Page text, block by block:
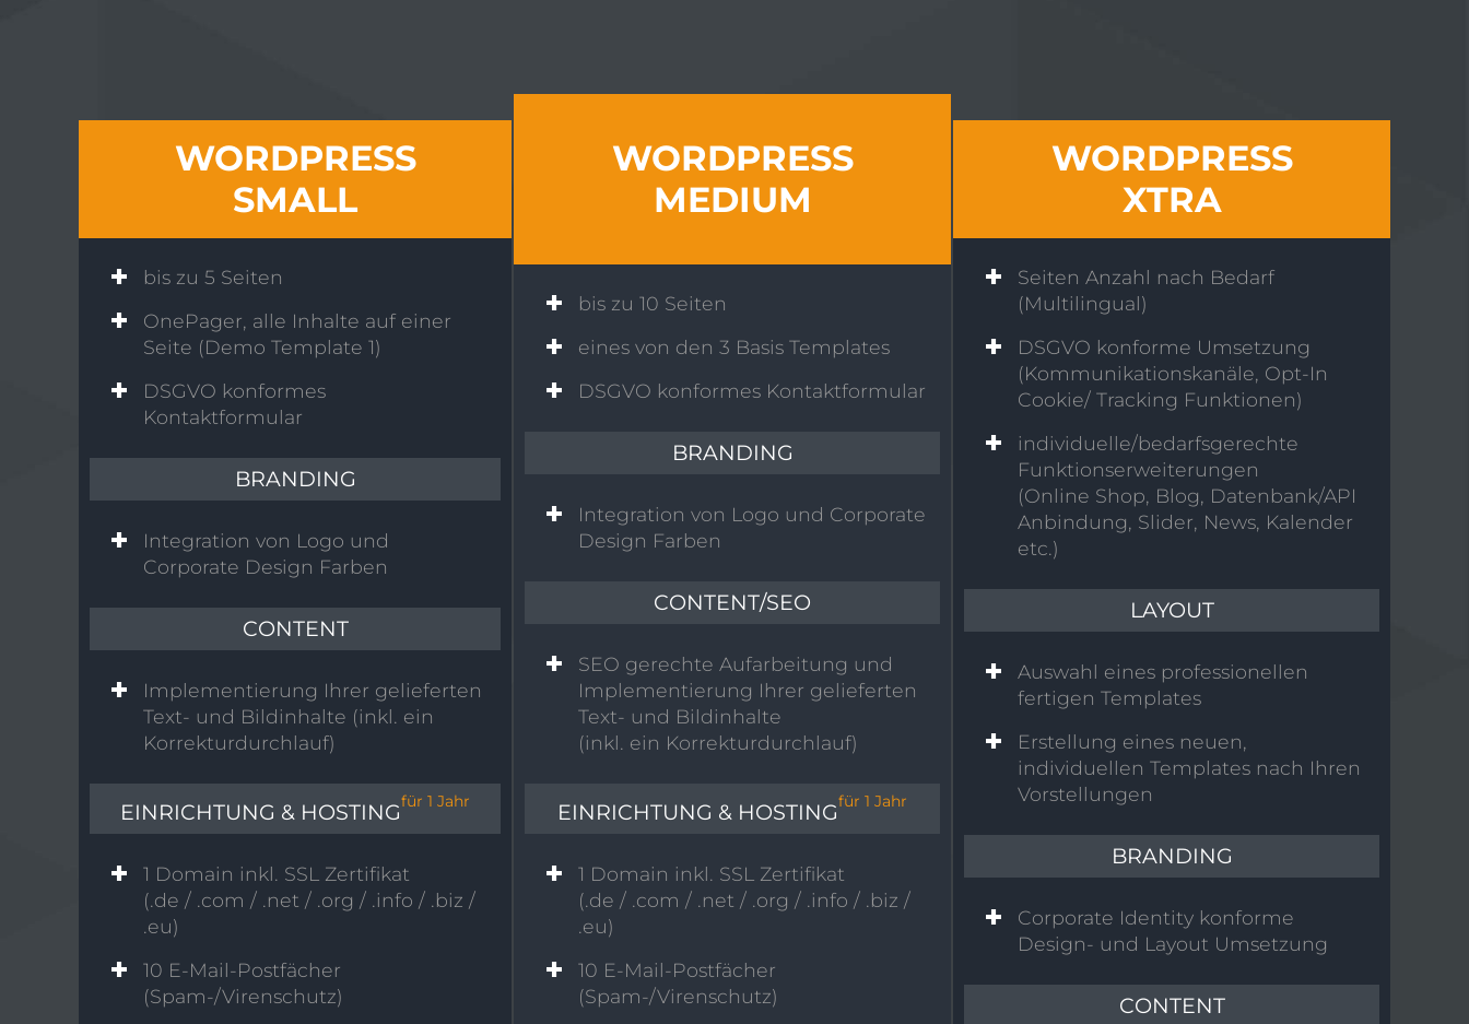
WORDPRESS
SMALL
bis zu 5 Seiten
OnePager, alle Inhalte auf einer
Seite (Demo Template 1)
DSGVO konformes
Kontaktformular
BRANDING
Integration von Logo und
Corporate Design Farben
CONTENT
Implementierung Ihrer gelieferten
Text- und Bildinhalte (inkl. ein
Korrekturdurchlauf)
EINRICHTUNG & HOSTINGfür 1 Jahr
1 Domain inkl. SSL Zertifikat
(.de / .com / .net / .org / .info / .biz /
.eu)
10 E-Mail-Postfächer
(Spam-/Virenschutz)
WORDPRESS
MEDIUM
bis zu 10 Seiten
eines von den 3 Basis Templates
DSGVO konformes Kontaktformular
BRANDING
Integration von Logo und Corporate
Design Farben
CONTENT/SEO
SEO gerechte Aufarbeitung und
Implementierung Ihrer gelieferten
Text- und Bildinhalte
(inkl. ein Korrekturdurchlauf)
EINRICHTUNG & HOSTINGfür 1 Jahr
1 Domain inkl. SSL Zertifikat
(.de / .com / .net / .org / .info / .biz /
.eu)
10 E-Mail-Postfächer
(Spam-/Virenschutz)
WORDPRESS
XTRA
Seiten Anzahl nach Bedarf
(Multilingual)
DSGVO konforme Umsetzung
(Kommunikationskanäle, Opt-In
Cookie/ Tracking Funktionen)
individuelle/bedarfsgerechte
Funktionserweiterungen
(Online Shop, Blog, Datenbank/API
Anbindung, Slider, News, Kalender
etc.)
LAYOUT
Auswahl eines professionellen
fertigen Templates
Erstellung eines neuen,
individuellen Templates nach Ihren
Vorstellungen
BRANDING
Corporate Identity konforme
Design- und Layout Umsetzung
CONTENT